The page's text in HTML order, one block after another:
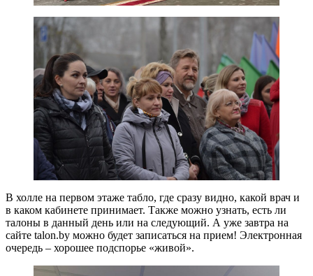
В холле на первом этаже табло, где сразу видно, какой врач и
в каком кабинете принимает. Также можно узнать, есть ли
талоны в данный день или на следующий. А уже завтра на
сайте talon.by можно будет записаться на прием! Электронная
очередь – хорошее подспорье «живой».